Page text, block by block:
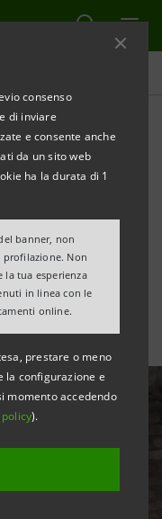
consenso
di inviare
e consente anche
da un sito web
ha la durata di 1
banner, non
profilazione. Non
la tua esperienza
in linea con le
online.
prestare o meno
la configurazione e
momento accedendo
).
il
per
sulla